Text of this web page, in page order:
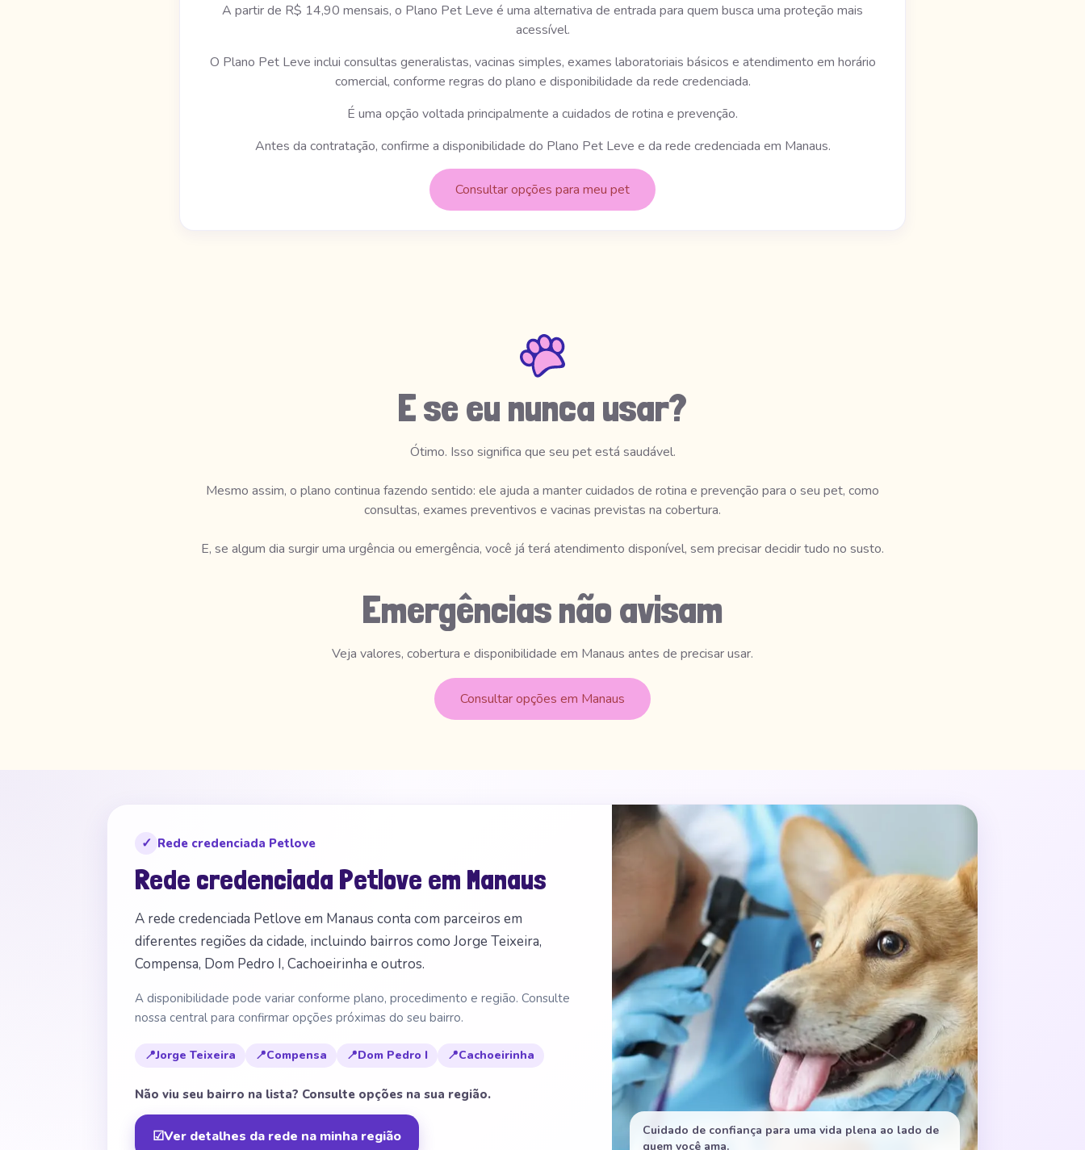
A partir de R$ 14,90 mensais, o Plano Pet Leve é uma alternativa de entrada para quem busca uma proteção mais
acessível.
O Plano Pet Leve inclui consultas generalistas, vacinas simples, exames laboratoriais básicos e atendimento em horário
comercial, conforme regras do plano e disponibilidade da rede credenciada.
É uma opção voltada principalmente a cuidados de rotina e prevenção.
Antes da contratação, confirme a disponibilidade do Plano Pet Leve e da rede credenciada em Manaus.
Consultar opções para meu pet
E se eu nunca usar?
Ótimo. Isso significa que seu pet está saudável.
Mesmo assim, o plano continua fazendo sentido: ele ajuda a manter cuidados de rotina e prevenção para o seu pet, como
consultas, exames preventivos e vacinas previstas na cobertura.
E, se algum dia surgir uma urgência ou emergência, você já terá atendimento disponível, sem precisar decidir tudo no susto.
Emergências não avisam
Veja valores, cobertura e disponibilidade em Manaus antes de precisar usar.
Consultar opções em Manaus
✓ Rede credenciada Petlove
Rede credenciada Petlove em Manaus
A rede credenciada Petlove em Manaus conta com parceiros em
diferentes regiões da cidade, incluindo bairros como Jorge Teixeira,
Compensa, Dom Pedro I, Cachoeirinha e outros.
A disponibilidade pode variar conforme plano, procedimento e região. Consulte
nossa central para confirmar opções próximas do seu bairro.
📍Jorge Teixeira 📍Compensa 📍Dom Pedro I 📍Cachoeirinha
Não viu seu bairro na lista? Consulte opções na sua região.
☑Ver detalhes da rede na minha região
Cuidado de confiança para uma vida plena ao lado de
quem você ama.